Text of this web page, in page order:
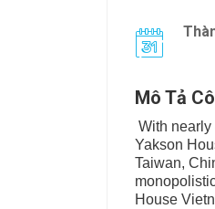
Mô Tả
With nearly
Yakson
Taiwan,
House